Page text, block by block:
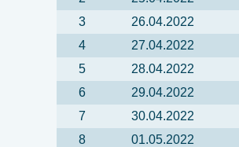
3
26.04.2022
4
27.04.2022
5
28.04.2022
6
29.04.2022
7
30.04.2022
8
01.05.2022